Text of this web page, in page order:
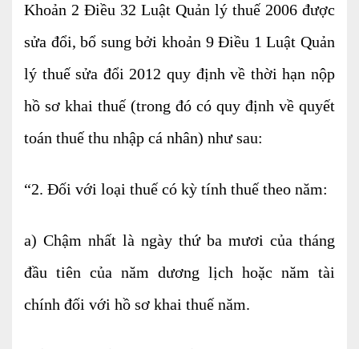
Hoàn thuế
Dịch vụ Đại lý thuế khác
Dịch vụ Kế toán
Kế toán thuế
Giám sát kế toán
Tư vấn kế toán
Tư vấn tổ chức bộ máy kế toán
Cung cấp DV Kế toán trưởng và Kế toán
Khoản 2 Điều 32 Luật Quản lý thuế 2006 được
sửa đổi, bổ sung bởi khoản 9 Điều 1 Luật Quản
lý thuế sửa đổi 2012 quy định về thời hạn nộp
hồ sơ khai thuế (trong đó có quy định về quyết
toán thuế thu nhập cá nhân) như sau:
“2. Đối với loại thuế có kỳ tính thuế theo năm:
a) Chậm nhất là ngày thứ ba mươi của tháng
đầu tiên của năm dương lịch hoặc năm tài
chính đối với hồ sơ khai thuế năm.